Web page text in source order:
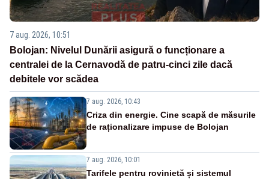
7 aug. 2026, 10:51
Bolojan: Nivelul Dunării asigură o funcționare a
centralei de la Cernavodă de patru-cinci zile dacă
debitele vor scădea
7 aug. 2026, 10:43
Criza din energie. Cine scapă de măsurile
de raționalizare impuse de Bolojan
7 aug. 2026, 10:01
Tarifele pentru rovinietă și sistemul